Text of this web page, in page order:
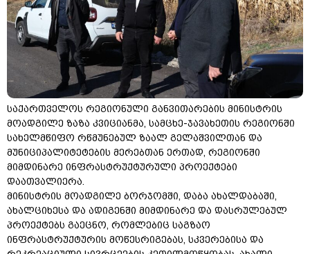
საქართველოს რეგიონული განვითარების მინისტრის
მოადგილე ზაზა კვიციანმა, სამცხე-ჯავახეთის რეგიონში
სახელმწიფო რწმუნებულ ზაალ გელაშვილთან და
მუნიციპალიტეტების მერებთან ერთად, რეგიონში
მიმდინარე ინფრასტრუქტურული პროექტები
დაათვალიერა.
მინისტრის მოადგილე ბორჯომში, დაბა ახალდაბაში,
ახალციხესა და ადიგენში მიმდინარე და დასრულებულ
პროექტებს გაეცნო, რომლებიც საგზაო
ინფრასტრუქტურის მოწესრიგებას, სკვერებისა და